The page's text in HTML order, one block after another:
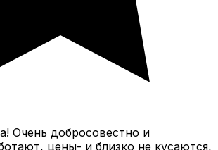
Очень добросовестно и
цены- и близко не кусаются,